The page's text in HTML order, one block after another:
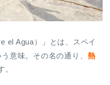
el Agua）」とは、スペイ
意味。その名の通り、 熱
。